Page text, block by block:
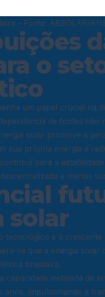
- Fonte: ABSOLAR/
o
um papel crucial na
de fontes não
solar promove a
sua própria energia e
para a
e menos
solar
tecnológico e a
se que a energia solar
brasileira.
capacidade instalada de
anos, impulsionando a